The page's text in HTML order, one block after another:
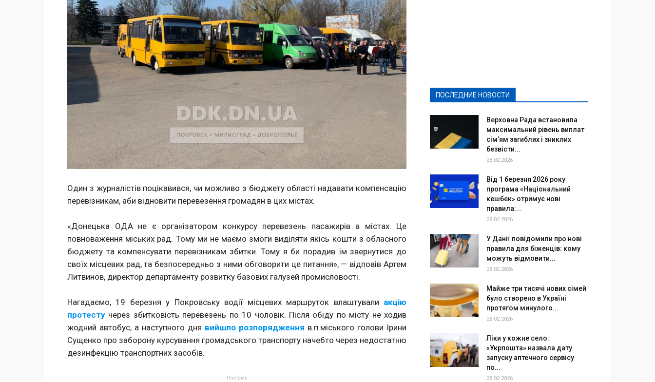
Один з журналістів поцікавився, чи можливо з бюджету області надавати компенсацію
перевізникам, аби відновити перевезення громадян в цих містах.
«Донецька ОДА не є організатором конкурсу перевезень пасажирів в містах. Це
повноваження міських рад. Тому ми не маємо змоги виділяти якісь кошти з обласного
бюджету та компенсувати перевізникам збитки. Тому я би порадив їм звернутися до
своїх місцевих рад, та безпосередньо з ними обговорити це питання», — відповів Артем
Литвинов, директор департаменту розвитку базових галузей промисловості.
Нагадаємо, 19 березня у Покровську водії місцевих маршруток влаштували акцію
протесту через збитковість перевезень по 10 чоловік. Після обіду по місту не ходив
жодний автобус, а наступного дня вийшло розпорядження в.п.міського голови Ірини
Сущенко про заборону курсування громадського транспорту начебто через недостатню
дезинфекцію транспортних засобів.
- Реклама -
ПОСЛЕДНИЕ НОВОСТИ
Верховна Рада встановила
максимальний рівень виплат
сім’ям загиблих і зниклих
безвісти...
28.02.2026
Від 1 березня 2026 року
програма «Національний
кешбек» отримує нові
правила:...
28.02.2026
У Данії повідомили про нові
правила для біженців: кому
можуть відмовити...
28.02.2026
Майже три тисячі нових сімей
було створено в Україні
протягом минулого...
28.02.2026
Ліки у кожне село:
«Укрпошта» назвала дату
запуску аптечного сервісу
по...
28.02.2026